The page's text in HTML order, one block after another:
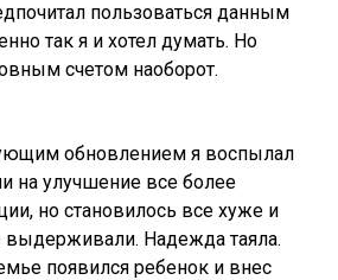
пользоваться данным
так я и хотел думать. Но
счетом наоборот.
обновлением я воспылал
на улучшение все более
но становилось все хуже и
Надежда таяла.
появился ребенок и внес